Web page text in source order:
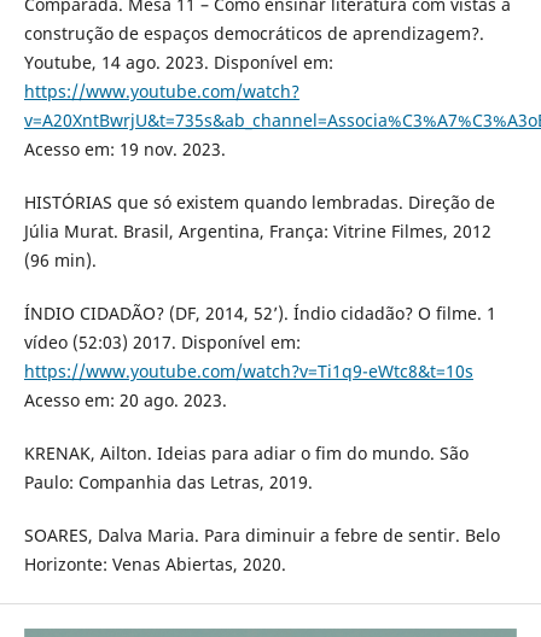
construção de espaços democráticos de aprendizagem?.
Youtube, 14 ago. 2023. Disponível em:
https://www.youtube.com/watch?
Acesso em: 19 nov. 2023.
HISTÓRIAS que só existem quando lembradas. Direção de
Júlia Murat. Brasil, Argentina, França: Vitrine Filmes, 2012
(96 min).
ÍNDIO CIDADÃO? (DF, 2014, 52’). Índio cidadão? O filme. 1
vídeo (52:03) 2017. Disponível em:
https://www.youtube.com/watch?v=Ti1q9-eWtc8&t=10s
Acesso em: 20 ago. 2023.
KRENAK, Ailton. Ideias para adiar o fim do mundo. São
Paulo: Companhia das Letras, 2019.
SOARES, Dalva Maria. Para diminuir a febre de sentir. Belo
Horizonte: Venas Abiertas, 2020.